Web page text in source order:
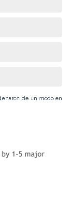
de un modo en